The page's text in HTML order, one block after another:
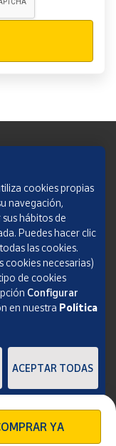
YA
S.M.E. Todos los derechos
cookies propias
navegación,
hábitos de
Puedes hacer clic
las cookies.
cookies necesarias)
de cookies
Configurar
en nuestra Política
ACEPTAR TODAS